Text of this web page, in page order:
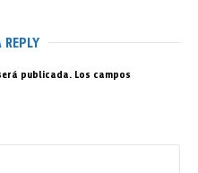
REPLY
publicada. Los campos